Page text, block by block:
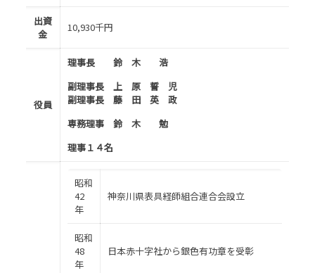
出資
金
10,930千円
役員
理事長 鈴 木 浩
副理事長 上 原 誓 児
副理事長 藤 田 英 政
専務理事 鈴 木 勉
理事１４名
昭和
42
年
神奈川県表具経師組合連合会設立
昭和
48
年
日本赤十字社から銀色有功章を受彰